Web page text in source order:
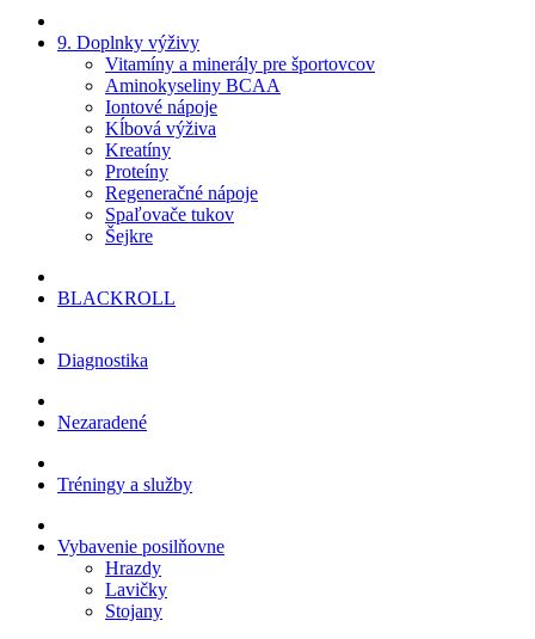
9. Doplnky výživy
Vitamíny a minerály pre športovcov
Aminokyseliny BCAA
Iontové nápoje
Kĺbová výživa
Kreatíny
Proteíny
Regeneračné nápoje
Spaľovače tukov
Šejkre
BLACKROLL
Diagnostika
Nezaradené
Tréningy a služby
Vybavenie posilňovne
Hrazdy
Lavičky
Stojany